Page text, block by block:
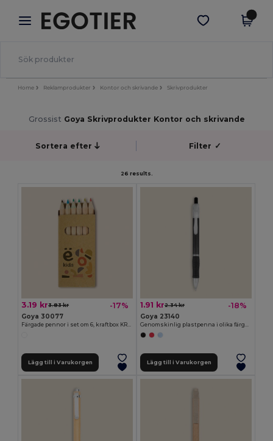
× Egotier-app
Bättre priser i appen!
Hämta app
Home Reklamprodukter Kontor och skrivande Skrivprodukter
Grossist Goya Skrivprodukter Kontor och skrivande
Sortera efter Filter ✓
26 results.
3.19 kr3.83 kr -17%
Goya 30077
Färgade pennor i set om 6, kraftbox KRAFT
Lägg till i Varukorgen
1.91 kr2.34 kr -18%
Goya 23140
Genomskinlig plastpenna i olika färger TRANSLUCENT
Lägg till i Varukorgen